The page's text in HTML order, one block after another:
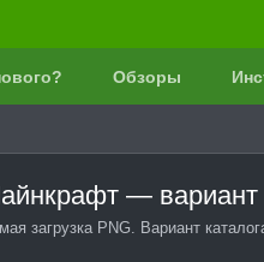
Обзоры
—
загрузка PNG. Вариант